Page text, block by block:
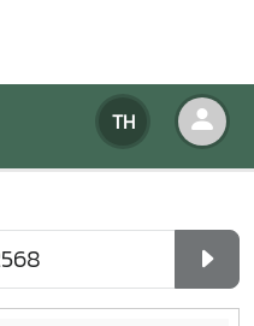
TH
น่วยงาน